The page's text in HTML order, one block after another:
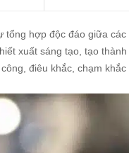
tổng hợp độc đáo giữa
xuất sáng tạo, tạo
điêu khắc, chạm khắc